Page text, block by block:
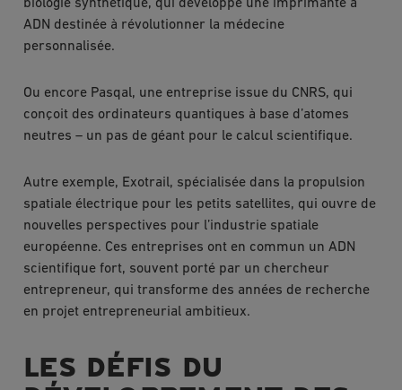
biologie synthétique, qui développe une imprimante à
ADN destinée à révolutionner la médecine
personnalisée.
Ou encore Pasqal, une entreprise issue du CNRS, qui
conçoit des ordinateurs quantiques à base d’atomes
neutres – un pas de géant pour le calcul scientifique.
Autre exemple, Exotrail, spécialisée dans la propulsion
spatiale électrique pour les petits satellites, qui ouvre de
nouvelles perspectives pour l’industrie spatiale
européenne. Ces entreprises ont en commun un ADN
scientifique fort, souvent porté par un chercheur
entrepreneur, qui transforme des années de recherche
en projet entrepreneurial ambitieux.
LES DÉFIS DU